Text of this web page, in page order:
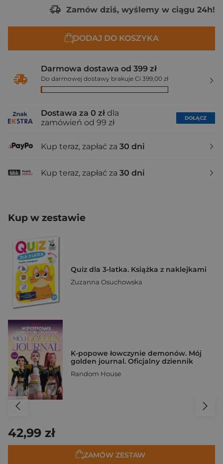
Zamów dziś, wyślemy w ciągu 24h!
DODAJ DO KOSZYKA
Darmowa dostawa od 399 zł
Do darmowej dostawy brakuje Ci 399,00 zł
Dostawa za 0 zł dla
zamówień od 99 zł
DOŁĄCZ
Kup teraz, zapłać za 30 dni
Kup teraz, zapłać za 30 dni
Kup w zestawie
Quiz dla 3-latka. Książka z naklejkami
Zuzanna Osuchowska
K-popowe łowczynie demonów. Mój
golden journal. Oficjalny dziennik
Random House
42,99 zł
ZAMÓW ZESTAW